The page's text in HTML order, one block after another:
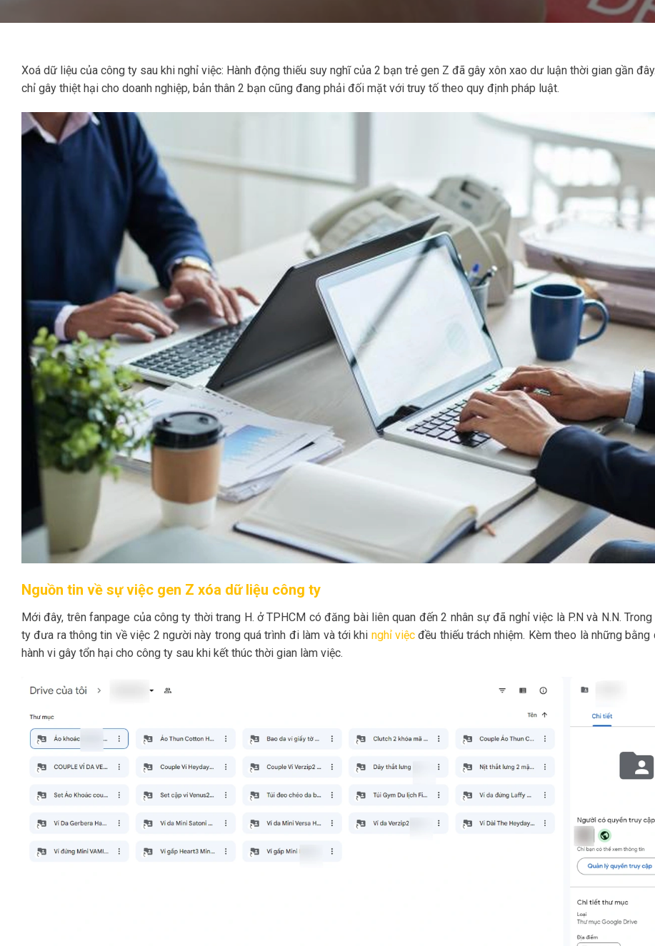
Xoá dữ liệu của công ty sau khi nghỉ việc: Hành động thiếu suy nghĩ của 2 bạn trẻ gen Z đã gây xôn xao dư luận thời gian gần
chỉ gây thiệt hại cho doanh nghiệp, bản thân 2 bạn cũng đang phải đối mặt với truy tố theo quy định pháp luật.
Nguồn tin về sự việc gen Z xóa dữ liệu công ty
Mới đây, trên fanpage của công ty thời trang H. ở TPHCM có đăng bài liên quan đến 2 nhân sự đã nghỉ việc là P.N và N.N.
ty đưa ra thông tin về việc 2 người này trong quá trình đi làm và tới khi nghỉ việcđều thiếu trách nhiệm. Kèm theo là những bằng
hành vi gây tổn hại cho công ty sau khi kết thúc thời gian làm việc.